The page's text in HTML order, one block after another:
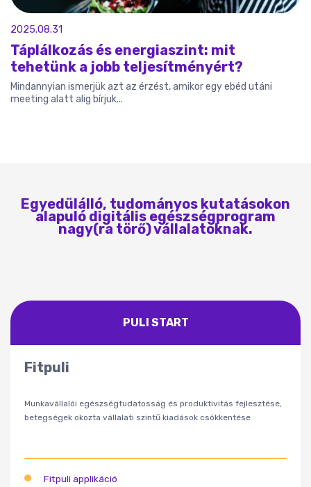
2025.08.31
Táplálkozás és energiaszint: mit
tehetünk a jobb teljesítményért?
Mindannyian ismerjük azt az érzést, amikor egy ebéd utáni
meeting alatt alig bírjuk...
Egyedülálló, tudományos kutatásokon
alapuló digitális egészségprogram
nagy(ra törő) vállalatoknak.
PULI START
Fitpuli
Munkavállalói egészségtudatosság és produktivitás fejlesztése,
betegségek okozta vállalati szintű kiadások csökkentése
Fitpuli applikáció